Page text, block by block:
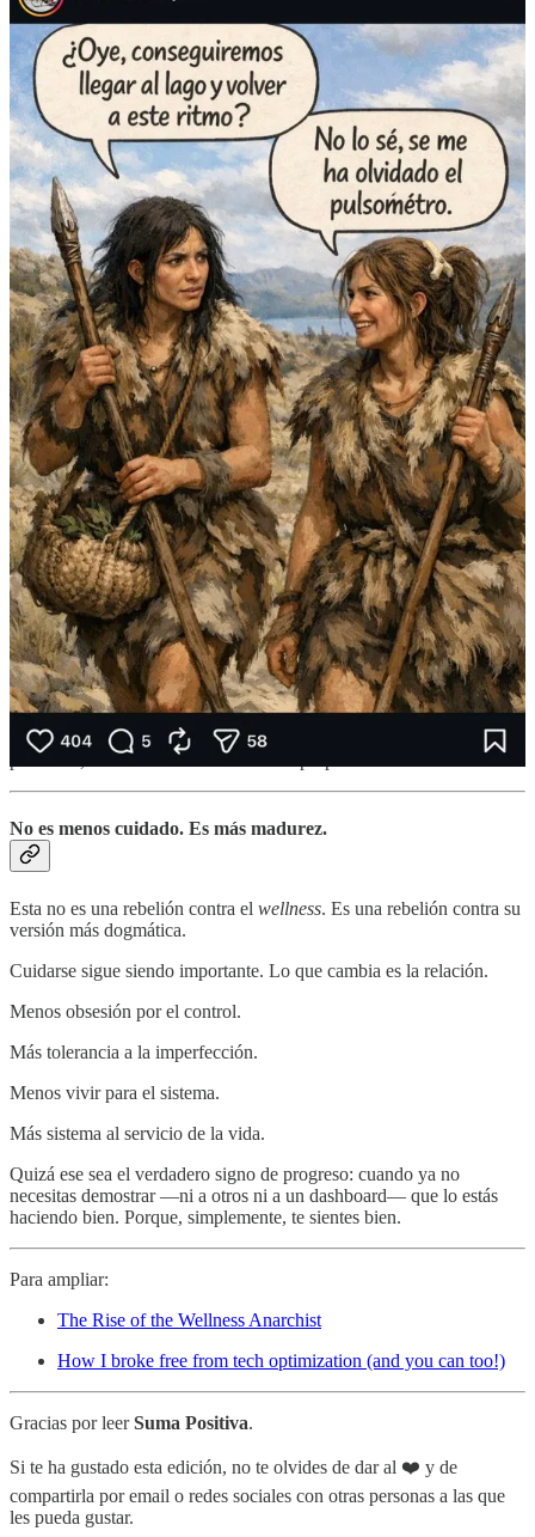
Cada vez más gente está dando un paso atrás. No para dejar de
cuidarse, sino para dejar de vivir en modo optimización permanente.
Siguen entrenando. Siguen durmiendo y comiendo bien. Siguen
prestando atención a su salud.
Pero ya no necesitan medirlo todo todo el tiempo.
El ejemplo más claro de este cambio es algo que, hace poco, parecía
impensable:
el abandono de loswearables.
Dan Go@CoachDanGo
For the past 3 months I’ve stopped wearing all forms of wearables.
No Apple Watch, sleep trackers, not even a Fitbit.
It’s anecdotal but I haven’t seen any downsides and I’m feeling the
best I’ve felt in a long time.
1:54 PM · Jan 9, 2026·188K Vistas
208 Respuestas·25 Reenvíos· 840 Me gusta
No como rechazo tecnológico (que también), sino como gesto
simbólico. Como forma de recuperar el criterio propio. Como
manera de volver a sentir sin intermediarios.
Entre los que lo prueban, la experiencia se repite: no sólo no pasa
nada malo, sino que a menudo pasa algo bueno: menos ruido, más
presencia, más confianza en el criterio propio.
No es menos cuidado. Es más madurez.
Esta no es una rebelión contra el wellness. Es una rebelión contra su
versión más dogmática.
Cuidarse sigue siendo importante. Lo que cambia es la relación.
Menos obsesión por el control.
Más tolerancia a la imperfección.
Menos vivir para el sistema.
Más sistema al servicio de la vida.
Quizá ese sea el verdadero signo de progreso: cuando ya no
necesitas demostrar —ni a otros ni a un dashboard— que lo estás
haciendo bien. Porque, simplemente, te sientes bien.
Para ampliar:
The Rise of the Wellness Anarchist
How I broke free from tech optimization (and you can too!)
Gracias por leerSuma Positiva.
Si te ha gustado esta edición, no te olvides de dar al ❤️ y de
compartirla por email o redes sociales con otras personas a las que
les pueda gustar.